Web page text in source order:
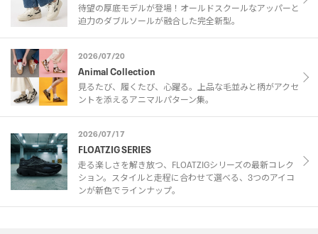
待望の厚底モデルが登場！オールドスクールなアッパーと
迫力のダブルソールが融合した完全新型。
2026/07/20
Animal Collection
見るたび、履くたび、心躍る。上品な毛並みと柄がアクセ
ントを添えるアニマルパターン集。
2026/07/17
FLOATZIG SERIES
走る楽しさを解き放つ、FLOATZIGシリーズの最新コレク
ション。スタイルと走程に合わせて選べる、3つのアイコ
ンが新色でラインナップ。